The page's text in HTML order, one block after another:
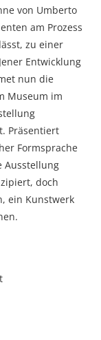
von Umberto
am Prozess
zu einer
Entwicklung
nun die
Museum im
Präsentiert
Formsprache
Ausstellung
doch
ein Kunstwerk